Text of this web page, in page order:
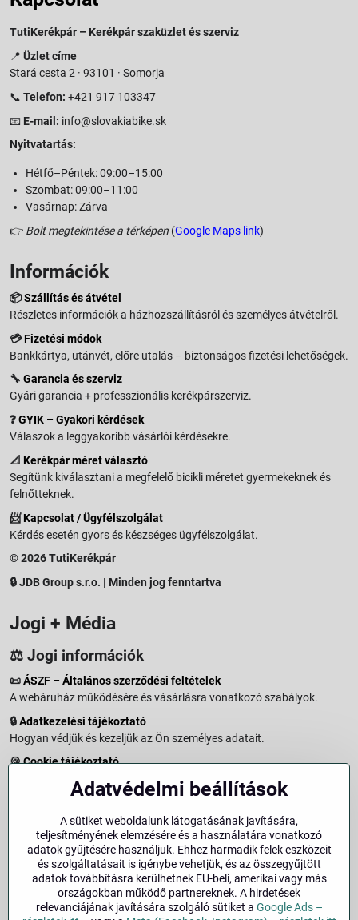
TutiKerékpár – Kerékpár szaküzlet és szerviz
📍 Üzlet címe
Stará cesta 2 · 93101 · Somorja
📞 Telefon: +421 917 103347
📧 E-mail: info@slovakiabike.sk
Nyitvatartás:
Hétfő–Péntek: 09:00–15:00
Szombat: 09:00–11:00
Vasárnap: Zárva
👉 Bolt megtekintése a térképen (Google Maps link)
Információk
📦Szállítás és átvétel
Részletes információk a házhozszállításról és személyes átvételről.
💳Fizetési módok
Bankkártya, utánvét, előre utalás – biztonságos fizetési lehetőségek.
🔧 Garancia és szerviz
Gyári garancia + professzionális kerékpárszerviz.
❓GYIK – Gyakori kérdések
Válaszok a leggyakoribb vásárlói kérdésekre.
📐 Kerékpár méret választó
Segítünk kiválasztani a megfelelő bicikli méretet gyermekeknek és
felnőtteknek.
📨Kapcsolat / Ügyfélszolgálat
Kérdés esetén gyors és készséges ügyfélszolgálat.
© 2026 TutiKerékpár
🔒 JDB Group s.r.o. | Minden jog fenntartva
Jogi + Média
⚖️ Jogi információk
📜ÁSZF – Általános szerződési feltételek
A webáruház működésére és vásárlásra vonatkozó szabályok.
🔒Adatkezelési tájékoztató
Hogyan védjük és kezeljük az Ön személyes adatait.
🍪Cookie tájékoztató
A weboldalon használt sütikről és adatkezelésről.
Vásárlástól való elállás menete és feltételei.
Elállás a szerződéstől
Impresszum
Üzemeltetői adatok és jogi tudnivalók.
Adatvédelmi beállítások
A sütiket weboldalunk látogatásának javítására,
teljesítményének elemzésére és a használatára vonatkozó
adatok gyűjtésére használjuk. Ehhez harmadik felek eszközeit
és szolgáltatásait is igénybe vehetjük, és az összegyűjtött
adatok továbbításra kerülhetnek EU-beli, amerikai vagy más
országokban működő partnereknek. A hirdetések
relevanciájának javítására szolgáló sütiket a Google Ads –